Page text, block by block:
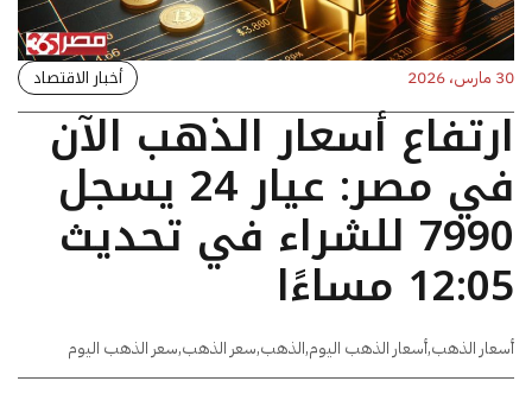
30 مارس، 2026 أخبار الاقتصاد
ارتفاع أسعار الذهب الآن
في مصر: عيار 24 يسجل
7990 للشراء في تحديث
12:05 مساءًا
أسعار الذهب,أسعار الذهب اليوم,الذهب,سعر الذهب,سعر الذهب اليوم